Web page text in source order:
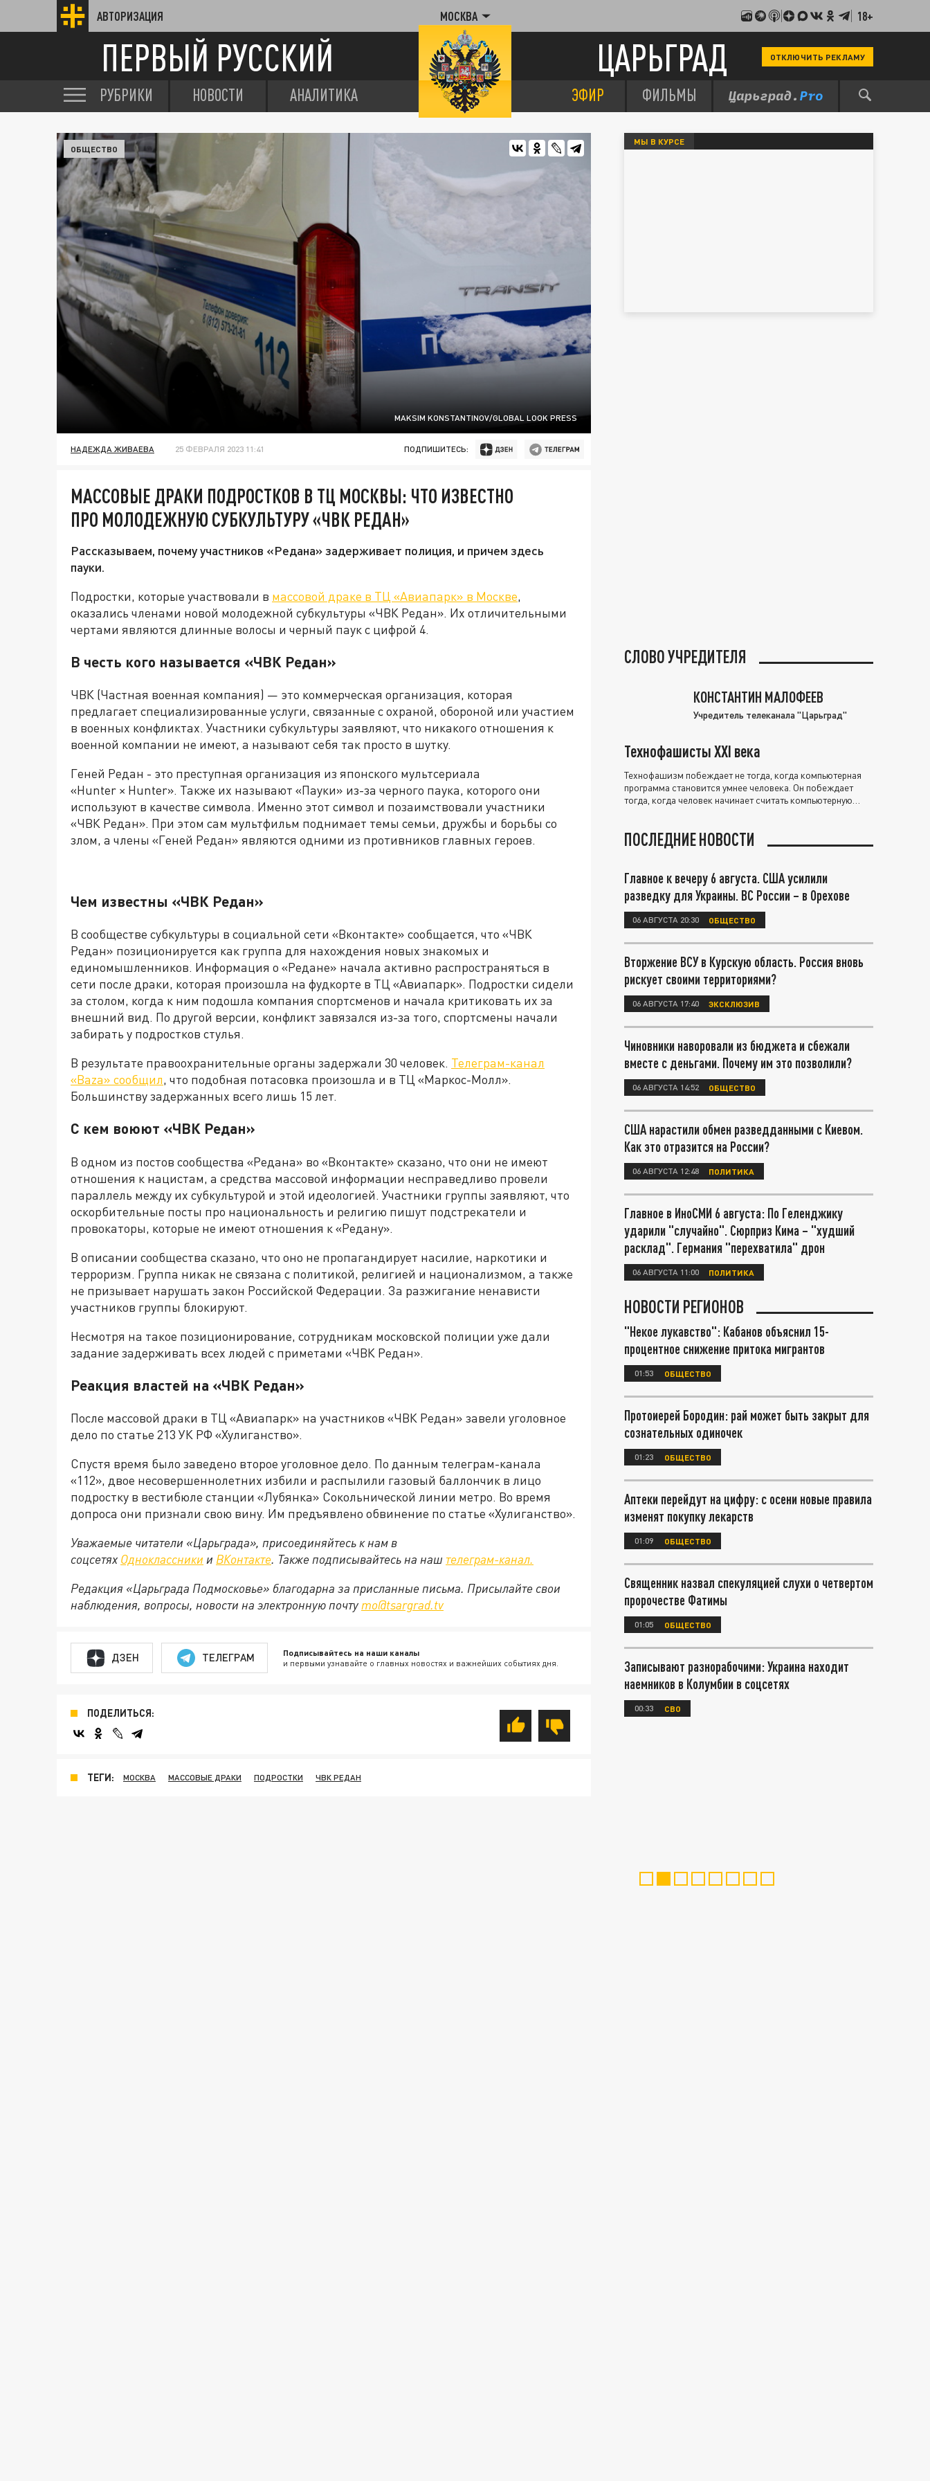
АВТОРИЗАЦИЯ МОСКВА 18+
ПЕРВЫЙ РУССКИЙ ЦАРЬГРАД ОТКЛЮЧИТЬ РЕКЛАМУ
РУБРИКИ НОВОСТИ АНАЛИТИКА ЭФИР ФИЛЬМЫ
MAKSIM KONSTANTINOV/GLOBAL LOOK PRESS
ОБЩЕСТВО
НАДЕЖДА ЖИВАЕВА 25 ФЕВРАЛЯ 2023 11:41 ПОДПИШИТЕСЬ:
МАССОВЫЕ ДРАКИ ПОДРОСТКОВ В ТЦ МОСКВЫ: ЧТО ИЗВЕСТНО
ПРО МОЛОДЕЖНУЮ СУБКУЛЬТУРУ «ЧВК РЕДАН»
Рассказываем, почему участников «Редана» задерживает полиция, и причем здесь
пауки.
Подростки, которые участвовали в массовой драке в ТЦ «Авиапарк» в Москве,
оказались членами новой молодежной субкультуры «ЧВК Редан». Их отличительными
чертами являются длинные волосы и черный паук с цифрой 4.
В честь кого называется «ЧВК Редан»
ЧВК (Частная военная компания) — это коммерческая организация, которая
предлагает специализированные услуги, связанные с охраной, обороной или участием
в военных конфликтах. Участники субкультуры заявляют, что никакого отношения к
военной компании не имеют, а называют себя так просто в шутку.
Геней Редан - это преступная организация из японского мультсериала
«Hunter × Hunter». Также их называют «Пауки» из-за черного паука, которого они
используют в качестве символа. Именно этот символ и позаимствовали участники
«ЧВК Редан». При этом сам мультфильм поднимает темы семьи, дружбы и борьбы со
злом, а члены «Геней Редан» являются одними из противников главных героев.
Чем известны «ЧВК Редан»
В сообществе субкультуры в социальной сети «Вконтакте» сообщается, что «ЧВК
Редан» позиционируется как группа для нахождения новых знакомых и
единомышленников. Информация о «Редане» начала активно распространяться в
сети после драки, которая произошла на фудкорте в ТЦ «Авиапарк». Подростки сидели
за столом, когда к ним подошла компания спортсменов и начала критиковать их за
внешний вид. По другой версии, конфликт завязался из-за того, спортсмены начали
забирать у подростков стулья.
В результате правоохранительные органы задержали 30 человек. Телеграм-канал
«Baza» сообщил, что подобная потасовка произошла и в ТЦ «Маркос-Молл».
Большинству задержанных всего лишь 15 лет.
С кем воюют «ЧВК Редан»
В одном из постов сообщества «Редана» во «Вконтакте» сказано, что они не имеют
отношения к нацистам, а средства массовой информации несправедливо провели
параллель между их субкультурой и этой идеологией. Участники группы заявляют, что
оскорбительные посты про национальность и религию пишут подстрекатели и
провокаторы, которые не имеют отношения к «Редану».
В описании сообщества сказано, что оно не пропагандирует насилие, наркотики и
терроризм. Группа никак не связана с политикой, религией и национализмом, а также
не призывает нарушать закон Российской Федерации. За разжигание ненависти
участников группы блокируют.
Несмотря на такое позиционирование, сотрудникам московской полиции уже дали
задание задерживать всех людей с приметами «ЧВК Редан».
Реакция властей на «ЧВК Редан»
После массовой драки в ТЦ «Авиапарк» на участников «ЧВК Редан» завели уголовное
дело по статье 213 УК РФ «Хулиганство».
Спустя время было заведено второе уголовное дело. По данным телеграм-канала
«112», двое несовершеннолетних избили и распылили газовый баллончик в лицо
подростку в вестибюле станции «Лубянка» Сокольнической линии метро. Во время
допроса они признали свою вину. Им предъявлено обвинение по статье «Хулиганство».
Уважаемые читатели «Царьграда», присоединяйтесь к нам в
соцсетях Одноклассники и ВКонтакте. Также подписывайтесь на наш телеграм-канал.
Редакция «Царьграда Подмосковье» благодарна за присланные письма. Присылайте свои
наблюдения, вопросы, новости на электронную почту mo@tsargrad.tv
ДЗЕН ТЕЛЕГРАМ Подписывайтесь на наши каналы
и первыми узнавайте о главных новостях и важнейших событиях дня.
ПОДЕЛИТЬСЯ:
ТЕГИ: МОСКВА МАССОВЫЕ ДРАКИ ПОДРОСТКИ ЧВК РЕДАН
МЫ В КУРСЕ
СЛОВО УЧРЕДИТЕЛЯ
КОНСТАНТИН МАЛОФЕЕВ
Учредитель телеканала "Царьград"
Технофашисты XXI века
Технофашизм побеждает не тогда, когда компьютерная
программа становится умнее человека. Он побеждает
тогда, когда человек начинает считать компьютерную
ПОСЛЕДНИЕ НОВОСТИ
Главное к вечеру 6 августа. США усилили
разведку для Украины. ВС России – в Орехове
06 АВГУСТА 20:30 ОБЩЕСТВО
Вторжение ВСУ в Курскую область. Россия вновь
рискует своими территориями?
06 АВГУСТА 17:40 ЭКСКЛЮЗИВ
Чиновники наворовали из бюджета и сбежали
вместе с деньгами. Почему им это позволили?
06 АВГУСТА 14:52 ОБЩЕСТВО
США нарастили обмен разведданными с Киевом.
Как это отразится на России?
06 АВГУСТА 12:48 ПОЛИТИКА
Главное в ИноСМИ 6 августа: По Геленджику
ударили "случайно". Сюрприз Кима – "худший
расклад". Германия "перехватила" дрон
06 АВГУСТА 11:00 ПОЛИТИКА
НОВОСТИ РЕГИОНОВ
"Некое лукавство": Кабанов объяснил 15-
процентное снижение притока мигрантов
01:53 ОБЩЕСТВО
Протоиерей Бородин: рай может быть закрыт для
сознательных одиночек
01:23 ОБЩЕСТВО
Аптеки перейдут на цифру: с осени новые правила
изменят покупку лекарств
01:09 ОБЩЕСТВО
Священник назвал спекуляцией слухи о четвертом
пророчестве Фатимы
01:05 ОБЩЕСТВО
Записывают разнорабочими: Украина находит
наемников в Колумбии в соцсетях
00:33 СВО